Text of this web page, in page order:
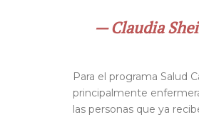
— Claudia
Para el programa Salud
principalmente
las personas que ya